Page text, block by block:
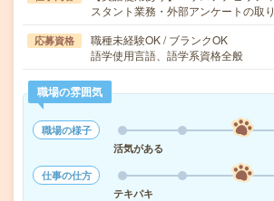
スタント業務・外部アンケートの取
応募資格
職種未経験OK / ブランクOK
語学使用言語、語学系資格全般
職場の雰囲気
職場の様子
活気がある
仕事の仕方
テキパキ